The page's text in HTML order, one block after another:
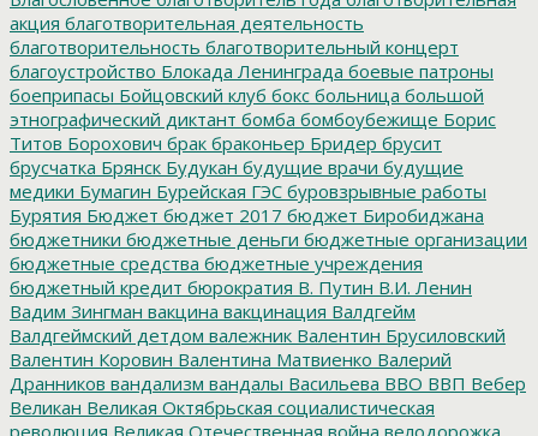
акция благотворительная деятельность
благотворительность благотворительный концерт
благоустройство Блокада Ленинграда боевые патроны
боеприпасы Бойцовский клуб бокс больница большой
этнографический диктант бомба бомбоубежище Борис
Титов Борохович брак браконьер Бридер брусит
брусчатка Брянск Будукан будущие врачи будущие
медики Бумагин Бурейская ГЭС буровзрывные работы
Бурятия Бюджет бюджет 2017 бюджет Биробиджана
бюджетники бюджетные деньги бюджетные организации
бюджетные средства бюджетные учреждения
бюджетный кредит бюрократия В. Путин В.И. Ленин
Вадим Зингман вакцина вакцинация Валдгейм
Валдгеймский детдом валежник Валентин Брусиловский
Валентин Коровин Валентина Матвиенко Валерий
Дранников вандализм вандалы Васильева ВВО ВВП Вебер
Великан Великая Октябрьская социалистическая
революция Великая Отечественная война велодорожка